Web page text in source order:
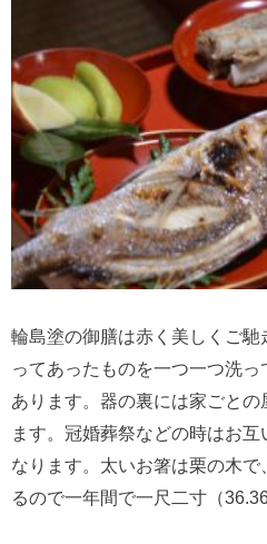
輪島塗の御膳は赤く美しくご馳
ってあったものを一つ一つ洗
あります。器の裏には家ごと
ます。冠婚葬祭などの時はお
なります。太いお箸は栗の木
るので一年間で一尺二寸（